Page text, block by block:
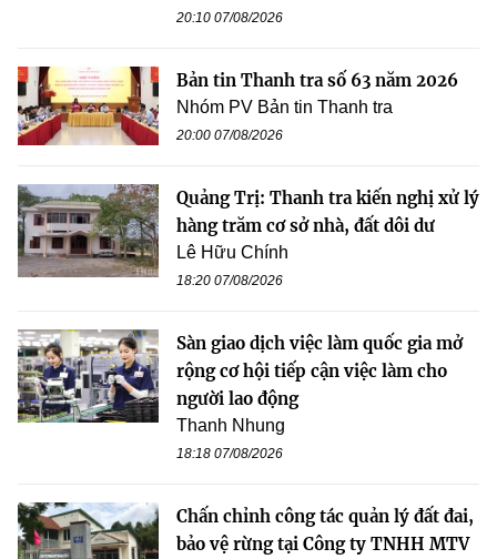
20:10 07/08/2026
Bản tin Thanh tra số 63 năm 2026
Nhóm PV Bản tin Thanh tra
20:00 07/08/2026
Quảng Trị: Thanh tra kiến nghị xử lý
hàng trăm cơ sở nhà, đất dôi dư
Lê Hữu Chính
18:20 07/08/2026
Sàn giao dịch việc làm quốc gia mở
rộng cơ hội tiếp cận việc làm cho
người lao động
Thanh Nhung
18:18 07/08/2026
Chấn chỉnh công tác quản lý đất đai,
bảo vệ rừng tại Công ty TNHH MTV